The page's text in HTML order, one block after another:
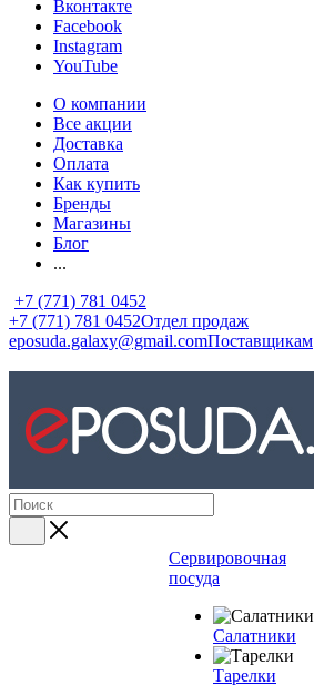
Вконтакте
Facebook
Instagram
YouTube
О компании
Все акции
Доставка
Оплата
Как купить
Бренды
Магазины
Блог
...
+7 (771) 781 0452
+7 (771) 781 0452Отдел продаж
eposuda.galaxy@gmail.comПоставщикам
Сервировочная
посуда
Салатники
Тарелки